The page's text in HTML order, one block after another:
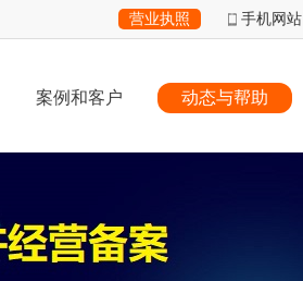
营业执照 手机网站
案例和客户 动态与帮助